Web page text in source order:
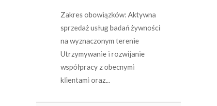
Zakres obowiązków: Aktywna
sprzedaż usług badań żywności
na wyznaczonym terenie
Utrzymywanie i rozwijanie
współpracy z obecnymi
klientami oraz...